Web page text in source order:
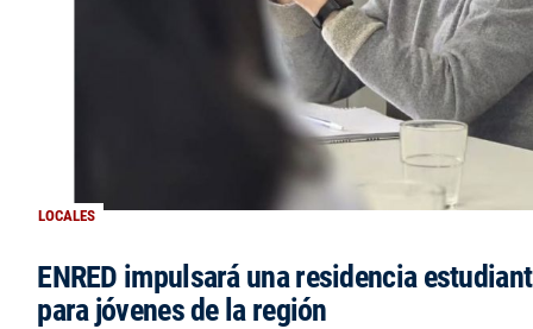
LOCALES
ENRED impulsará una residencia
para jóvenes de la región